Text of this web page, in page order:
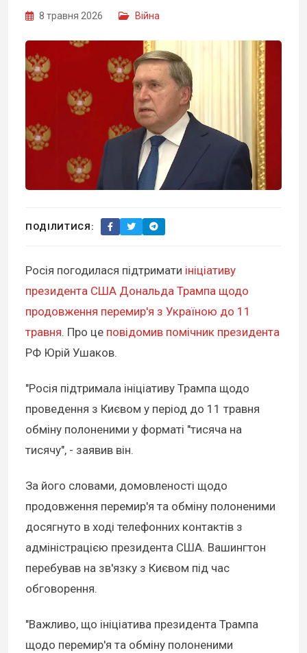
8 травня 2026 Війна
ПОДІЛИТИСЯ:
Росія погодилася підтримати ініціативу
президента США Дональда Трампа щодо
продовження перемир'я з Україною до 11
травня. Про це повідомив помічник президента
РФ Юрій Ушаков.
"Росія підтримала ініціативу Трампа щодо
проведення з Києвом у період до 11 травня
обміну полоненими у форматі "тисяча на
тисячу", - заявив він.
За його словами, домовленості щодо
продовження перемир'я та обміну полоненими
досягнуто в ході телефонних контактів з
адміністрацією президента США. Вашингтон
перебував на зв'язку з Києвом під час
обговорення.
"Важливо, що ініціатива президента Трампа
щодо перемир'я та обміну полоненими